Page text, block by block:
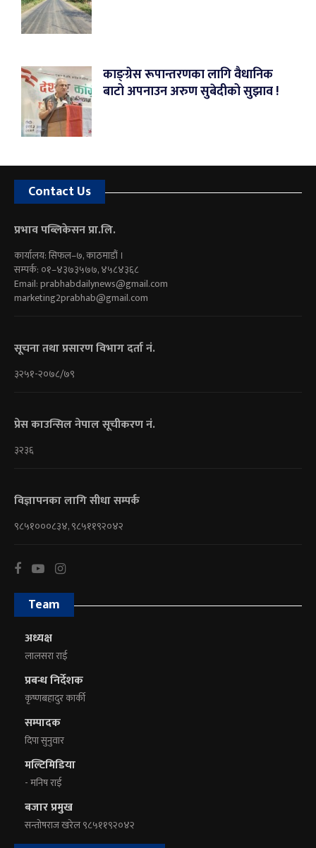
काङ्ग्रेस रूपान्तरणका लागि वैधानिक
बाटो अपनाउन अरुण सुबेदीको सुझाव !
Contact Us
प्रभाव पब्लिकेसन प्रा.लि.
कार्यालय: सिफल–७, काठमाडौं ।
सम्पर्क: ०१–४३७३५७७, ४५८४३६८
Email:prabhabdailynews@gmail.com
marketing2prabhab@gmail.com
सूचना तथा प्रसारण विभाग दर्ता नं.
३२५१-२०७८/७९
प्रेस काउन्सिल नेपाल सूचीकरण नं.
३२३६
विज्ञापनका लागि सीधा सम्पर्क
९८५१०००८३४, ९८५११९२०४२
Team
अध्यक्ष
लालसरा राई
प्रबन्ध निर्देशक
कृष्णबहादुर कार्की
सम्पादक
दिपा सुनुवार
मल्टिमिडिया
- मनिष राई
बजार प्रमुख
सन्तोषराज खरेल ९८५११९२०४२